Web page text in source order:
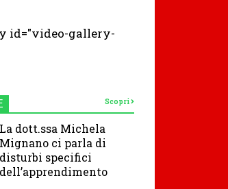
id="video-gallery-
Scopri
La dott.ssa Michela
Mignano ci parla di
disturbi specifici
dell’apprendimento